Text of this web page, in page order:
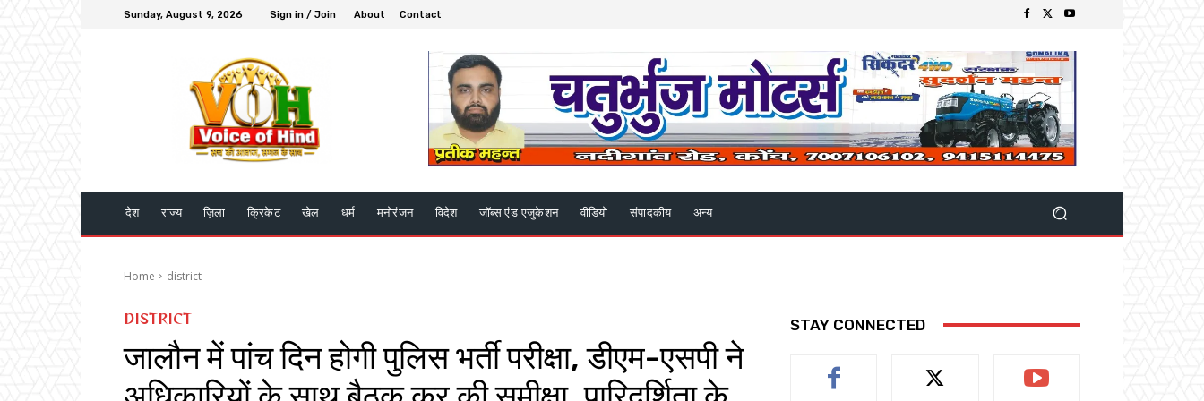
Sunday, August 9, 2026 Sign in / Join About Contact
देश राज्य ज़िला क्रिकेट खेल धर्म मनोरंजन विदेश जॉब्स एंड एजुकेशन वीडियो संपादकीय अन्य
Home district
DISTRICT
जालौन में पांच दिन होगी पुलिस भर्ती परीक्षा, डीएम-एसपी ने
STAY CONNECTED